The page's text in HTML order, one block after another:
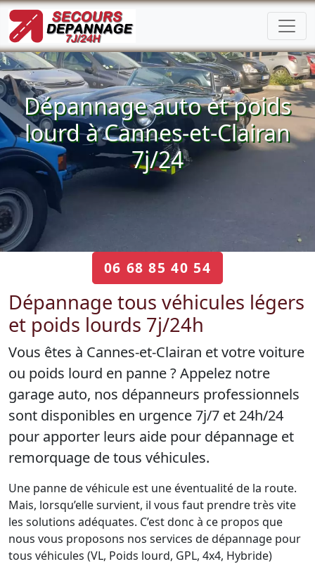
Dépannage auto et poids
lourd à Cannes-et-Clairan
7j/24
06 68 85 40 54
Dépannage tous véhicules légers
et poids lourds 7j/24h
Vous êtes à Cannes-et-Clairan et votre voiture
ou poids lourd en panne ? Appelez notre
garage auto, nos dépanneurs professionnels
sont disponibles en urgence 7j/7 et 24h/24
pour apporter leurs aide pour dépannage et
remorquage de tous véhicules.
Une panne de véhicule est une éventualité de la route.
Mais, lorsqu’elle survient, il vous faut prendre très vite
les solutions adéquates. C’est donc à ce propos que
nous vous proposons nos services de dépannage pour
tous véhicules (VL, Poids lourd, GPL, 4x4, Hybride)